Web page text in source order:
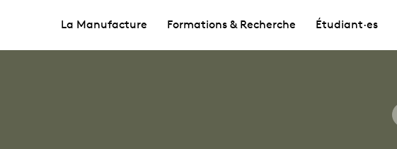
La Manufacture Formations & Recherche Étudiant·es